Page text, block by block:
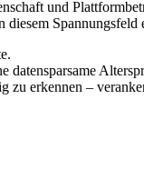
und
datensparsame
zu erkennen –